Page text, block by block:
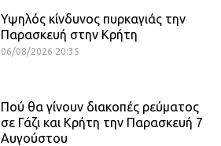
Υψηλός κίνδυνος πυρκαγιάς την
Παρασκευή στην Κρήτη
06/08/2026 20:35
Πού θα γίνουν διακοπές ρεύματος
σε Γάζι και Κρήτη την Παρασκευή 7
Αυγούστου